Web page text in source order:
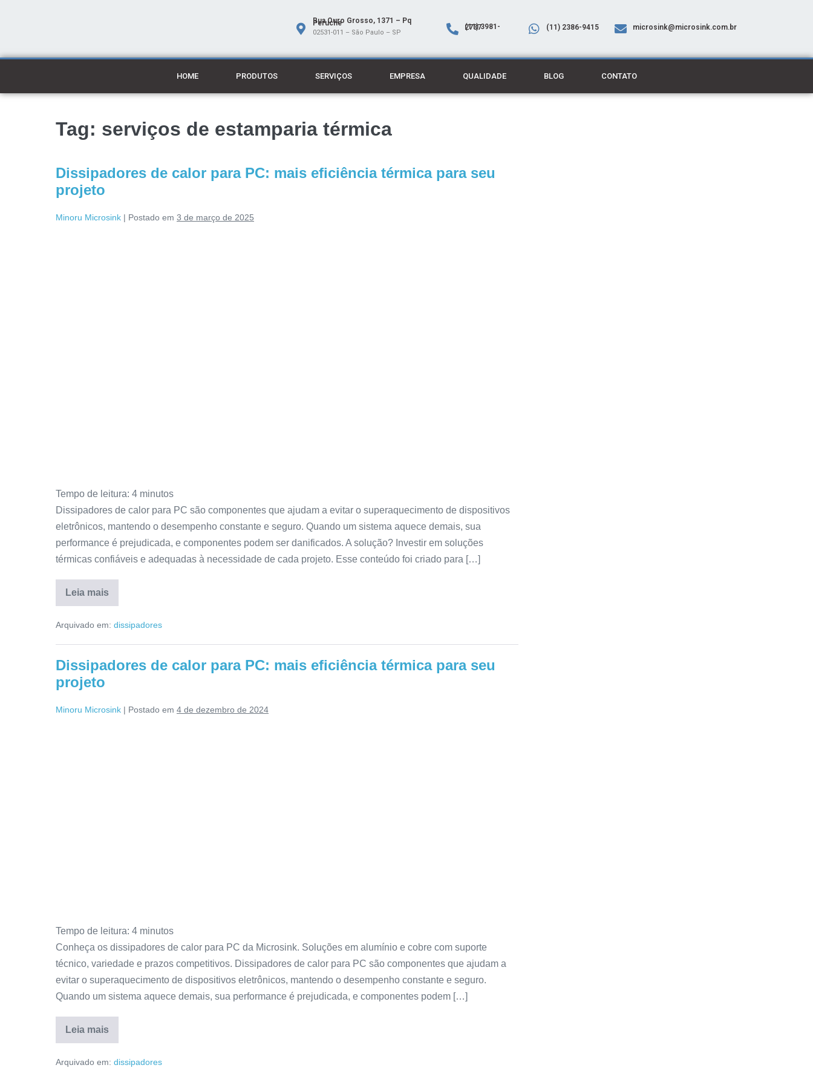
Rua Ouro Grosso, 1371 – Pq
Peruche
02531-011 – São Paulo – SP
(11) 3981-2737 (11) 2386-9415 microsink@microsink.com.br
HOME PRODUTOS SERVIÇOS EMPRESA QUALIDADE BLOG CONTATO
Tag: serviços de estamparia térmica
Dissipadores de calor para PC: mais eficiência térmica para seu
projeto
Minoru Microsink | Postado em 3 de março de 2025
Tempo de leitura: 4 minutos
Dissipadores de calor para PC são componentes que ajudam a evitar o superaquecimento de dispositivos
eletrônicos, mantendo o desempenho constante e seguro. Quando um sistema aquece demais, sua
performance é prejudicada, e componentes podem ser danificados. A solução? Investir em soluções
térmicas confiáveis e adequadas à necessidade de cada projeto. Esse conteúdo foi criado para […]
Leia mais
Arquivado em: dissipadores
Dissipadores de calor para PC: mais eficiência térmica para seu
projeto
Minoru Microsink | Postado em 4 de dezembro de 2024
Tempo de leitura: 4 minutos
Conheça os dissipadores de calor para PC da Microsink. Soluções em alumínio e cobre com suporte
técnico, variedade e prazos competitivos. Dissipadores de calor para PC são componentes que ajudam a
evitar o superaquecimento de dispositivos eletrônicos, mantendo o desempenho constante e seguro.
Quando um sistema aquece demais, sua performance é prejudicada, e componentes podem […]
Leia mais
Arquivado em: dissipadores